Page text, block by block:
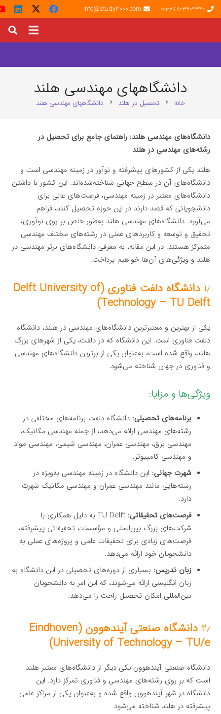
001-778-3409340
info@study3000.com
دانشگاههای مهندسی هلند
خانه chevron_right تحصیل در هلند chevron_right دانشگاههای مهندسی هلند
دانشگاه‌های مهندسی هلند: راهنمای جامع برای تحصیل در
رشته‌های مهندسی در هلند
هلند یکی از کشورهای پیشرفته و نوآور در زمینه مهندسی است و
دانشگاه‌های آن در سطح جهانی شناخته‌شده‌اند. این کشور با داشتن
دانشگاه‌های معتبر در زمینه مهندسی، فرصت‌های عالی برای
دانشجویانی که قصد دارند در این حوزه تحصیل کنند، فراهم
می‌آورد. دانشگاه‌های مهندسی هلند به‌طور خاص بر روی نوآوری،
تحقیق و توسعه و کاربردهای عملی در رشته‌های مختلف مهندسی
متمرکز هستند. در این مقاله، به معرفی دانشگاه‌های برتر مهندسی در
هلند و ویژگی‌های آن‌ها خواهیم پرداخت.
۱٫
دانشگاه دلفت فناوری (Delft University of
Technology – TU Delft)
یکی از بهترین و معتبرترین دانشگاه‌های مهندسی در هلند، دانشگاه
دلفت فناوری است. این دانشگاه که در دلفت، یکی از شهرهای بزرگ
هلند، واقع شده است، به‌عنوان یکی از برترین دانشگاه‌های مهندسی
و فناوری در جهان شناخته می‌شود.
ویژگی‌ها و مزایا:
برنامه‌های تحصیلی: دانشگاه دلفت برنامه‌های مختلفی در
رشته‌های مهندسی ارائه می‌دهد، از جمله مهندسی مکانیک،
مهندسی برق، مهندسی عمران، مهندسی شیمی، مهندسی مواد
و مهندسی کامپیوتر.
شهرت جهانی: این دانشگاه در زمینه مهندسی به‌ویژه در
رشته‌هایی مانند مهندسی عمران و مهندسی مکانیک شهرت
دارد.
فرصت‌های تحقیقاتی:
TU Delft به دلیل همکاری با
شرکت‌های بزرگ بین‌المللی و مؤسسات تحقیقاتی پیشرفته،
فرصت‌های زیادی برای تحقیقات علمی و پروژه‌های عملی به
دانشجویان خود ارائه می‌دهد.
زبان تدریس: بسیاری از دوره‌های تحصیلی در این دانشگاه به
زبان انگلیسی ارائه می‌شوند، که این امر به دانشجویان
بین‌المللی امکان تحصیل راحت را می‌دهد.
۲٫
دانشگاه صنعتی آیندهوون (Eindhoven
University of Technology – TU/e)
دانشگاه صنعتی آیندهوون یکی دیگر از دانشگاه‌های معتبر هلند
است که بر روی رشته‌های مهندسی و فناوری تمرکز دارد. این
دانشگاه در شهر آیندهوون واقع شده و به‌عنوان یکی از مراکز علمی
پیشرفته در هلند شناخته می‌شود.